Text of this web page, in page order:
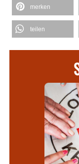
merken
teilen